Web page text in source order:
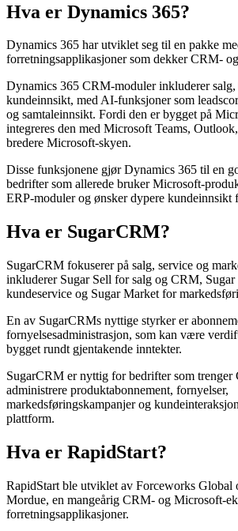
Hva er Dynamics 365?
Dynamics 365 har utviklet seg til en pakke
forretningsapplikasjoner som dekker CRM-
Dynamics 365 CRM-moduler inkluderer salg,
kundeinnsikt, med AI-funksjoner som
og samtaleinnsikt. Fordi den er bygget på
integreres den med Microsoft Teams,
bredere Microsoft-skyen.
Disse funksjonene gjør Dynamics 365 til en
bedrifter som allerede bruker Microsoft-
ERP-moduler og ønsker dypere kundeinnsikt
Hva er SugarCRM?
SugarCRM fokuserer på salg, service og
inkluderer Sugar Sell for salg og CRM, Sugar
kundeservice og Sugar Market for
En av SugarCRMs nyttige styrker er
fornyelsesadministrasjon, som kan være
bygget rundt gjentakende inntekter.
SugarCRM er nyttig for bedrifter som
administrere produktabonnement, fornyelser,
markedsføringskampanjer og
plattform.
Hva er RapidStart?
RapidStart ble utviklet av Forceworks Global
Mordue, en mangeårig CRM- og Microsoft-
forretningsapplikasjoner.